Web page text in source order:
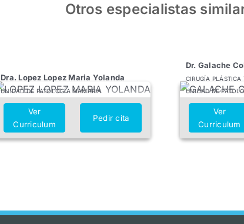
Otros especialistas
Dra. Lopez Lopez Maria Yolanda
UNIDAD DE PATOLOGÍA MAMARIA
Ver
Curriculum
Pedir cita
Dr. Galache
CIRUGÍA PLÁSTICA
UNIDAD DE
Ver
Curriculum